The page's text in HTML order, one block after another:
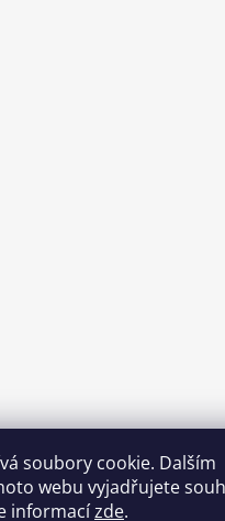
soubory cookie. Dalším
webu vyjadřujete
informacízde.